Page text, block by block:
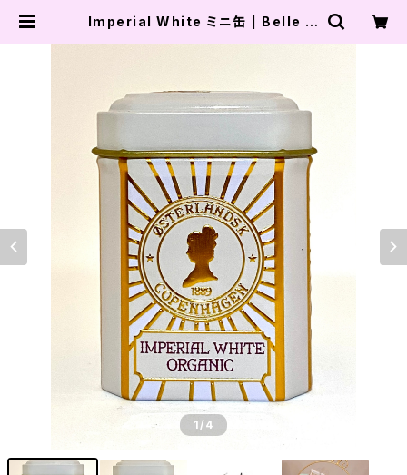
Imperial White ミニ缶 | Belle Fi
1/4